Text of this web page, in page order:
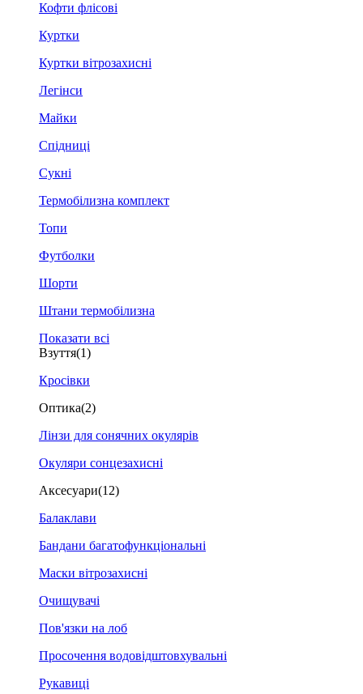
Кофти флісові
Куртки
Куртки вітрозахисні
Легінси
Майки
Спідниці
Сукні
Термобілизна комплект
Топи
Футболки
Шорти
Штани термобілизна
Показати всі
Взуття(1)
Кросівки
Оптика(2)
Лінзи для сонячних окулярів
Окуляри сонцезахисні
Аксесуари(12)
Балаклави
Бандани багатофункціональні
Маски вітрозахисні
Очищувачі
Пов'язки на лоб
Просочення водовідштовхувальні
Рукавиці